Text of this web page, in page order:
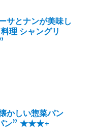
サとナンが美味し
理 シャングリ
かしい惣菜パン
ン” ★★★+